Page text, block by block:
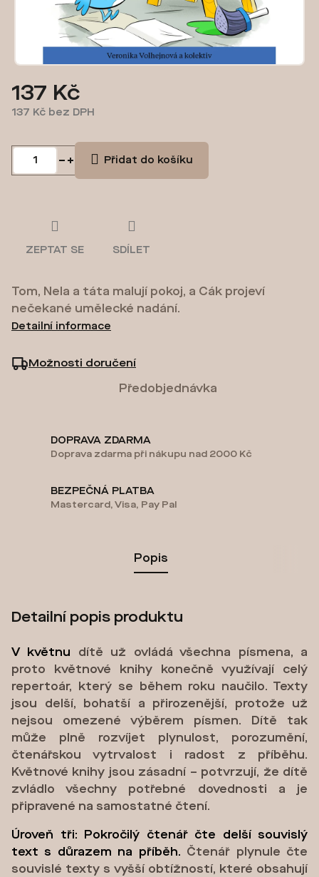
137 Kč
137 Kč bez DPH
Předobjednávka
Možnosti doručení
Přidat do košíku
Tom, Nela a táta malují pokoj, a Cák projeví
nečekané umělecké nadání.
Detailní informace
ZEPTAT SE SDÍLET
DOPRAVA ZDARMA
Doprava zdarma při nákupu nad 2000 Kč
BEZPEČNÁ PLATBA
Mastercard, Visa, Pay Pal
Popis
Detailní popis produktu
V květnu
dítě už ovládá všechna písmena, a
proto květnové knihy konečně využívají celý
repertoár, který se během roku naučilo. Texty
jsou delší, bohatší a přirozenější, protože už
nejsou omezené výběrem písmen. Dítě tak
může plně rozvíjet plynulost, porozumění,
čtenářskou vytrvalost i radost z příběhu.
Květnové knihy jsou zásadní – potvrzují, že dítě
zvládlo všechny potřebné dovednosti a je
připravené na samostatné čtení.
Úroveň tři: Pokročilý čtenář čte delší souvislý
text s důrazem na příběh. Čtenář plynule čte
souvislé texty s vyšší obtížností, které obsahují